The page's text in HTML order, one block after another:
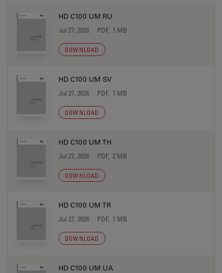
HD C100 UM RU
Jul 27, 2026 PDF, 1 MB
DOWNLOAD
HD C100 UM SV
Jul 27, 2026 PDF, 1 MB
DOWNLOAD
HD C100 UM TH
Jul 27, 2026 PDF, 2 MB
DOWNLOAD
HD C100 UM TR
Jul 27, 2026 PDF, 1 MB
DOWNLOAD
HD C100 UM UA